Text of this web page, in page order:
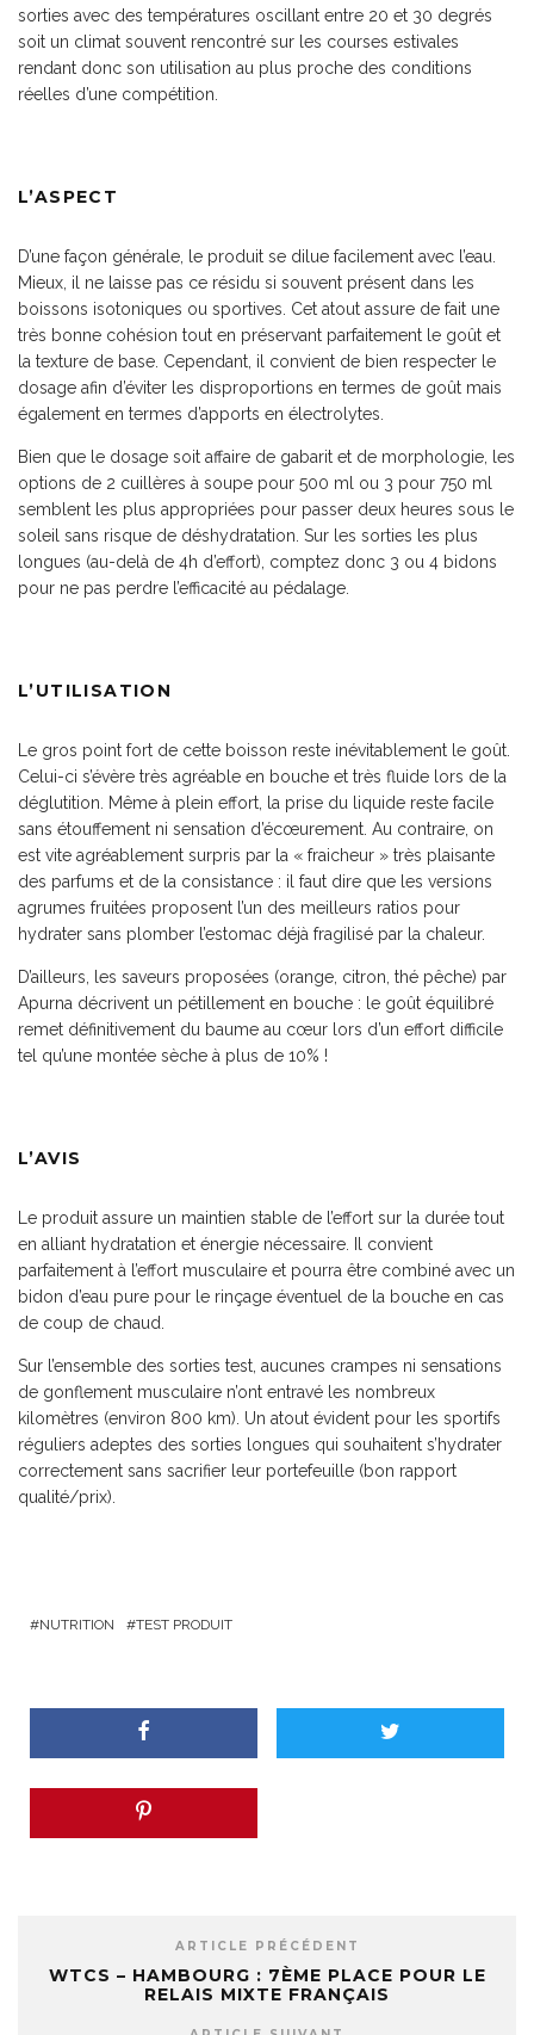
sorties avec des températures oscillant entre 20 et 30 degrés
soit un climat souvent rencontré sur les courses estivales
rendant donc son utilisation au plus proche des conditions
réelles d’une compétition.
L’ASPECT
D’une façon générale, le produit se dilue facilement avec l’eau.
Mieux, il ne laisse pas ce résidu si souvent présent dans les
boissons isotoniques ou sportives. Cet atout assure de fait une
très bonne cohésion tout en préservant parfaitement le goût et
la texture de base. Cependant, il convient de bien respecter le
dosage afin d’éviter les disproportions en termes de goût mais
également en termes d’apports en électrolytes.
Bien que le dosage soit affaire de gabarit et de morphologie, les
options de 2 cuillères à soupe pour 500 ml ou 3 pour 750 ml
semblent les plus appropriées pour passer deux heures sous le
soleil sans risque de déshydratation. Sur les sorties les plus
longues (au-delà de 4h d’effort), comptez donc 3 ou 4 bidons
pour ne pas perdre l’efficacité au pédalage.
L’UTILISATION
Le gros point fort de cette boisson reste inévitablement le goût.
Celui-ci s’évère très agréable en bouche et très fluide lors de la
déglutition. Même à plein effort, la prise du liquide reste facile
sans étouffement ni sensation d’écœurement. Au contraire, on
est vite agréablement surpris par la « fraicheur » très plaisante
des parfums et de la consistance : il faut dire que les versions
agrumes fruitées proposent l’un des meilleurs ratios pour
hydrater sans plomber l’estomac déjà fragilisé par la chaleur.
D’ailleurs, les saveurs proposées (orange, citron, thé pêche) par
Apurna décrivent un pétillement en bouche : le goût équilibré
remet définitivement du baume au cœur lors d’un effort difficile
tel qu’une montée sèche à plus de 10% !
L’AVIS
Le produit assure un maintien stable de l’effort sur la durée tout
en alliant hydratation et énergie nécessaire. Il convient
parfaitement à l’effort musculaire et pourra être combiné avec un
bidon d’eau pure pour le rinçage éventuel de la bouche en cas
de coup de chaud.
Sur l’ensemble des sorties test, aucunes crampes ni sensations
de gonflement musculaire n’ont entravé les nombreux
kilomètres (environ 800 km). Un atout évident pour les sportifs
réguliers adeptes des sorties longues qui souhaitent s’hydrater
correctement sans sacrifier leur portefeuille (bon rapport
qualité/prix).
NUTRITION TEST PRODUIT
ARTICLE PRÉCÉDENT
WTCS – HAMBOURG : 7ÈME PLACE POUR LE
RELAIS MIXTE FRANÇAIS